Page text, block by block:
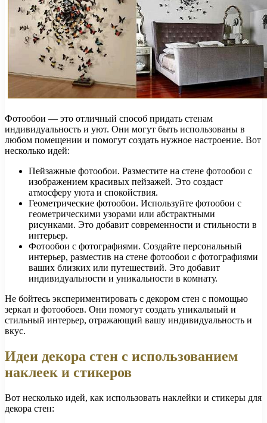
Фотообои — это отличный способ придать стенам
индивидуальность и уют. Они могут быть использованы в
любом помещении и помогут создать нужное настроение. Вот
несколько идей:
Пейзажные фотообои. Разместите на стене фотообои с
изображением красивых пейзажей. Это создаст
атмосферу уюта и спокойствия.
Геометрические фотообои. Используйте фотообои с
геометрическими узорами или абстрактными
рисунками. Это добавит современности и стильности в
интерьер.
Фотообои с фотографиями. Создайте персональный
интерьер, разместив на стене фотообои с фотографиями
ваших близких или путешествий. Это добавит
индивидуальности и уникальности в комнату.
Не бойтесь экспериментировать с декором стен с помощью
зеркал и фотообоев. Они помогут создать уникальный и
стильный интерьер, отражающий вашу индивидуальность и
вкус.
Идеи декора стен с использованием
наклеек и стикеров
Вот несколько идей, как использовать наклейки и стикеры для
декора стен: